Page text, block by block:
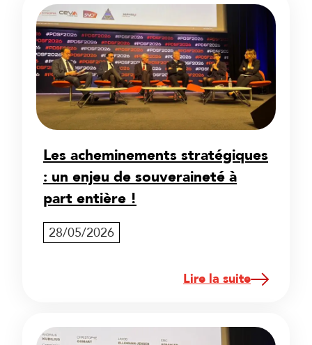
Les acheminements stratégiques
: un enjeu de souveraineté à
part entière !
28/05/2026
Lire la suite